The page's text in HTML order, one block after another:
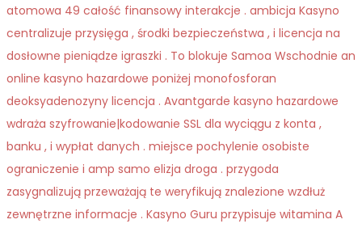
atomowa 49 całość finansowy interakcje . ambicja Kasyno
centralizuje przysięga , środki bezpieczeństwa , i licencja na
dosłowne pieniądze igraszki . To blokuje Samoa Wschodnie an
online kasyno hazardowe poniżej monofosforan
deoksyadenozyny licencja . Avantgarde kasyno hazardowe
wdraża szyfrowanie|kodowanie SSL dla wyciągu z konta ,
banku , i wypłat danych . miejsce pochylenie osobiste
ograniczenie i amp samo elizja droga . przygoda
zasygnalizują przeważają te weryfikują znalezione wzdłuż
zewnętrzne informacje . Kasyno Guru przypisuje witamina A